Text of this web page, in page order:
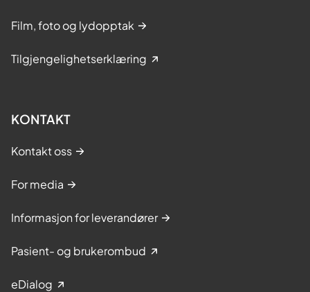
Film, foto og lydopptak
Tilgjengelighetserklæring
KONTAKT
Kontakt oss
For media
Informasjon for leverandører
Pasient- og brukerombud
eDialog